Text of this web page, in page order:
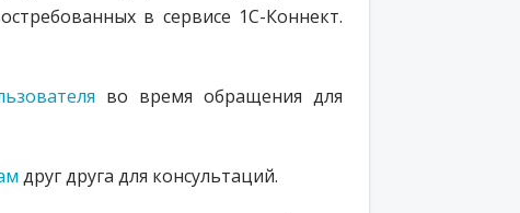
в сервисе 1С-Коннект.
во время обращения для
друг друга для консультаций.